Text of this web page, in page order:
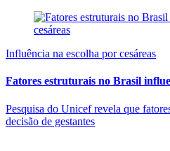
Influência na escolha por cesáreas
Fatores estruturais no Brasil
Pesquisa do Unicef revela que
decisão de gestantes